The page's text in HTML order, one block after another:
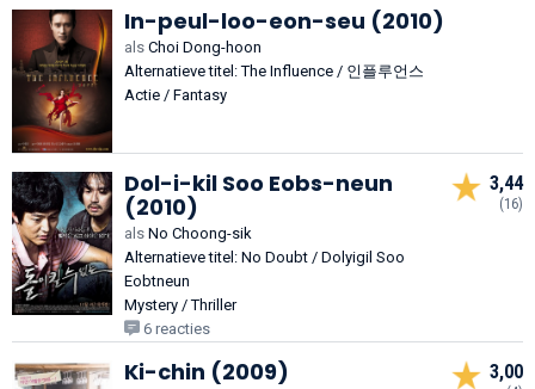
In-peul-loo-eon-seu (2010)
als Choi Dong-hoon
Alternatieve titel: The Influence / 인플루언스
Actie / Fantasy
Dol-i-kil Soo Eobs-neun
(2010)
als No Choong-sik
Alternatieve titel: No Doubt / Dolyigil Soo
Eobtneun
Mystery / Thriller
6 reacties
3,44
(16)
Ki-chin (2009) 3,00